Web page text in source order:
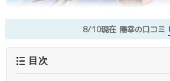
8/10現在 陽幸の口コミ
目次